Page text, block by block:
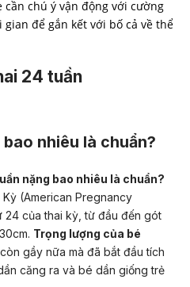
chú ý vận động với cường
để gắn kết với bố cả về thể
24 tuần
nhiêu là chuẩn?
nặng bao nhiêu là chuẩn?
(American Pregnancy
24 của thai kỳ, từ đầu đến gót
Trọng lượng của bé
gầy nữa mà đã bắt đầu tích
căng ra và bé dần giống trẻ